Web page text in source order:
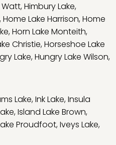
Watt,Himbury Lake,
,Home Lake Harrison,Home
,Horn Lake Monteith,
Christie,Horseshoe Lake
Lake,Hungry Lake Wilson,
Lake,Ink Lake,Insula
,Island Lake Brown,
Proudfoot,Iveys Lake,